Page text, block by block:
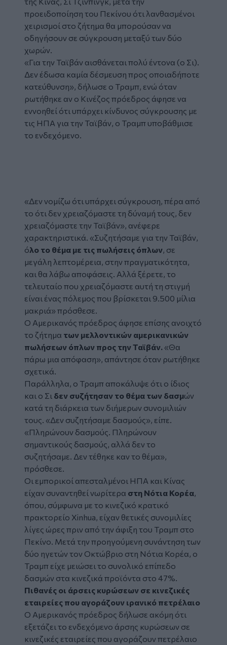
προειδοποίηση του Πεκίνου ότι λανθασμένοι
χειρισμοί στο ζήτημα θα μπορούσαν να
οδηγήσουν σε σύγκρουση μεταξύ των δύο
χωρών.
«Για την Ταϊβάν αισθάνεται πολύ έντονα (ο Σι).
Δεν έδωσα καμία δέσμευση προς οποιαδήποτε
κατεύθυνση», δήλωσε ο Τραμπ, ενώ όταν
ρωτήθηκε αν ο Κινέζος πρόεδρος άφησε να
εννοηθεί ότι υπάρχει κίνδυνος σύγκρουσης με
τις ΗΠΑ για την Ταϊβάν, ο Τραμπ υποβάθμισε
το ενδεχόμενο.
«Δεν νομίζω ότι υπάρχει σύγκρουση, πέρα από
το ότι δεν χρειαζόμαστε τη δύναμή τους, δεν
χρειαζόμαστε την Ταϊβάν», ανέφερε
χαρακτηριστικά. «Συζητήσαμε για την Ταϊβάν,
όλο το θέμα με τις πωλήσεις όπλων, σε
μεγάλη λεπτομέρεια, στην πραγματικότητα,
και θα λάβω αποφάσεις. Αλλά ξέρετε, το
τελευταίο που χρειαζόμαστε αυτή τη στιγμή
είναι ένας πόλεμος που βρίσκεται 9.500 μίλια
μακριά» πρόσθεσε.
Ο Αμερικανός πρόεδρος άφησε επίσης ανοιχτό
το ζήτημα των μελλοντικών αμερικανικών
πωλήσεων όπλων προς την Ταϊβάν. «Θα
πάρω μια απόφαση», απάντησε όταν ρωτήθηκε
σχετικά.
Παράλληλα, ο Τραμπ αποκάλυψε ότι ο ίδιος
και ο Σι δεν συζήτησαν το θέμα των δασμών
κατά τη διάρκεια των διήμερων συνομιλιών
τους. «Δεν συζητήσαμε δασμούς», είπε.
«Πληρώνουν δασμούς. Πληρώνουν
σημαντικούς δασμούς, αλλά δεν το
συζητήσαμε. Δεν τέθηκε καν το θέμα»,
πρόσθεσε.
Οι εμπορικοί απεσταλμένοι ΗΠΑ και Κίνας
είχαν συναντηθεί νωρίτερα στη Νότια Κορέα,
όπου, σύμφωνα με το κινεζικό κρατικό
πρακτορείο Xinhua, είχαν θετικές συνομιλίες
λίγες ώρες πριν από την άφιξη του Τραμπ στο
Πεκίνο. Μετά την προηγούμενη συνάντηση των
δύο ηγετών τον Οκτώβριο στη Νότια Κορέα, ο
Τραμπ είχε μειώσει το συνολικό επίπεδο
δασμών στα κινεζικά προϊόντα στο 47%.
Πιθανές οι άρσεις κυρώσεων σε κινεζικές
εταιρείες που αγοράζουν ιρανικό πετρέλαιο
Ο Αμερικανός πρόεδρος δήλωσε ακόμη ότι
εξετάζει το ενδεχόμενο άρσης κυρώσεων σε
κινεζικές εταιρείες που αγοράζουν πετρέλαιο